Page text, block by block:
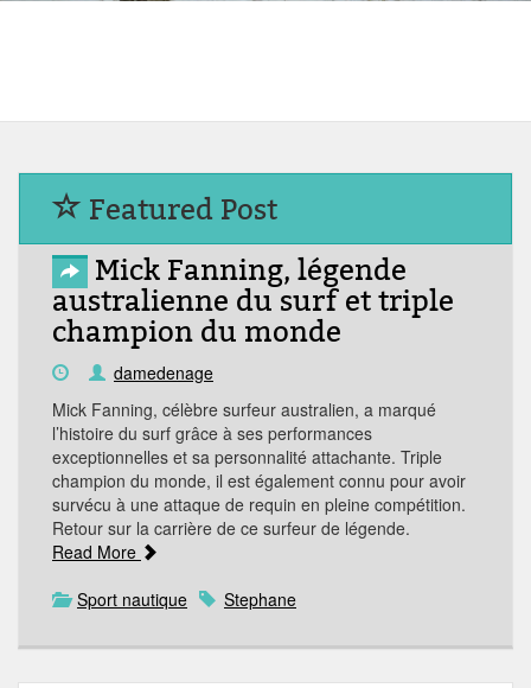
Featured Post
Mick Fanning, légende
australienne du surf et triple
champion du monde
damedenage
Mick Fanning, célèbre surfeur australien, a marqué
l’histoire du surf grâce à ses performances
exceptionnelles et sa personnalité attachante. Triple
champion du monde, il est également connu pour avoir
survécu à une attaque de requin en pleine compétition.
Retour sur la carrière de ce surfeur de légende.
Read More
Sport nautique
Stephane